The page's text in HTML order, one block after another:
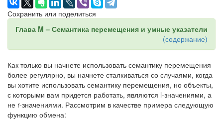
Сохранить или поделиться
Глава M – Семантика перемещения и умные указатели
(содержание)
Как только вы начнете использовать семантику перемещения
более регулярно, вы начнете сталкиваться со случаями, когда
вы хотите использовать семантику перемещения, но объекты,
с которыми вам придется работать, являются l-значениями, а
не r-значениями. Рассмотрим в качестве примера следующую
функцию обмена: